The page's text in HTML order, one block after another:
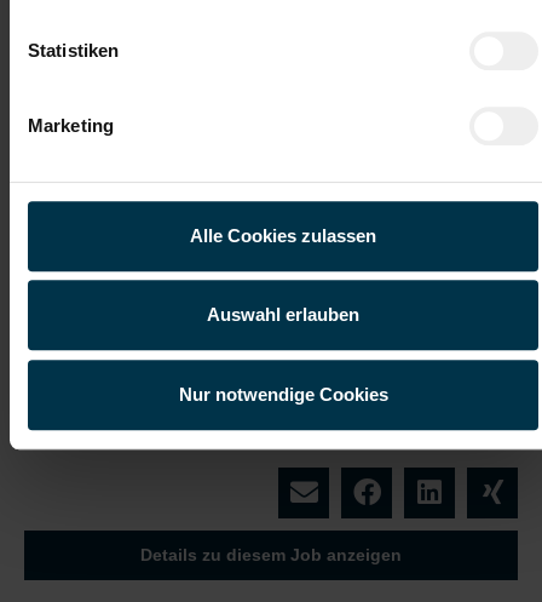
Statistiken
Marketing
Alle Cookies zulassen
Auswahl erlauben
Nur notwendige Cookies
Lohn-/Gehalts-
Auszahlung
Du suchst eine neue berufliche Herausforderung in
einem motivierten Team und möchtest langfristig Teil
eines erfolgreichen Unternehmens werden? Dann
Details zu diesem Job anzeigen